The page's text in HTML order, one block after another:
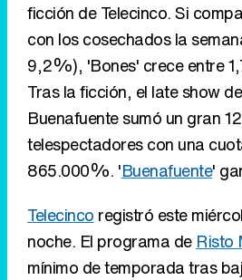
ficción de Telecinco. Si
con los cosechados la
9,2%), 'Bones' crece entre
Tras la ficción, el late show
Buenafuente sumó un gran
telespectadores con una
865.000%. 'Buenafuente'
Telecinco registró este
noche. El programa de Risto
mínimo de temporada tras